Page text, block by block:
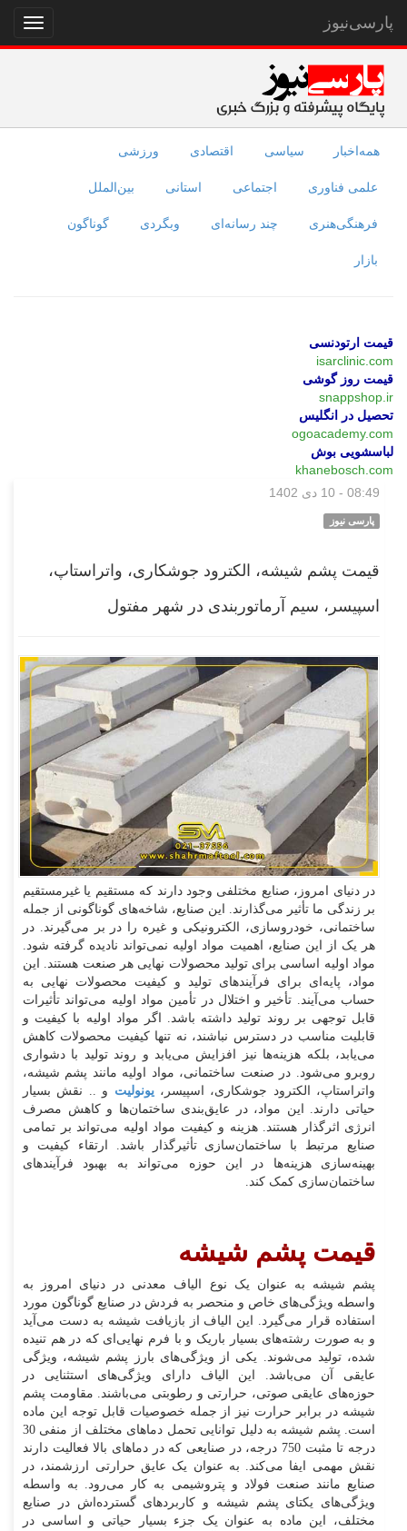
نمایش
منو
پارسی‌نیوز
همه‌اخبار سیاسی اقتصادی ورزشی
علمی فناوری اجتماعی استانی بین‌الملل
فرهنگی‌هنری چند رسانه‌ای وبگردی گوناگون
بازار
قیمت ارتودنسی
isarclinic.com
قیمت روز گوشی
snappshop.ir
تحصیل در انگلیس
ogoacademy.com
لباسشویی بوش
khanebosch.com
08:49 - 10 دی 1402
پارسی نیوز
قیمت پشم شیشه، الکترود جوشکاری، واتراستاپ،
اسپیسر، سیم آرماتوربندی در شهر مفتول
در دنیای امروز، صنایع مختلفی وجود دارند که مستقیم یا غیرمستقیم
بر زندگی ما تأثیر می‌گذارند. این صنایع، شاخه‌های گوناگونی از جمله
ساختمانی، خودروسازی، الکترونیکی و غیره را در بر می‌گیرند. در
هر یک از این صنایع، اهمیت مواد اولیه نمی‌تواند نادیده گرفته شود.
مواد اولیه اساسی برای تولید محصولات نهایی هر صنعت هستند. این
مواد، پایه‌ای برای فرآیندهای تولید و کیفیت محصولات نهایی به
حساب می‌آیند. تأخیر و اختلال در تأمین مواد اولیه می‌تواند تأثیرات
قابل توجهی بر روند تولید داشته باشد. اگر مواد اولیه با کیفیت و
قابلیت مناسب در دسترس نباشند، نه تنها کیفیت محصولات کاهش
می‌یابد، بلکه هزینه‌ها نیز افزایش می‌یابد و روند تولید با دشواری
روبرو می‌شود. در صنعت ساختمانی، مواد اولیه مانند پشم شیشه،
واتراستاپ، الکترود جوشکاری، اسپیسر،یونولیت و .. نقش بسیار
حیاتی دارند. این مواد، در عایق‌بندی ساختمان‌ها و کاهش مصرف
انرژی اثرگذار هستند. هزینه و کیفیت مواد اولیه می‌تواند بر تمامی
صنایع مرتبط با ساختمان‌سازی تأثیرگذار باشد. ارتقاء کیفیت و
بهینه‌سازی هزینه‌ها در این حوزه می‌تواند به بهبود فرآیندهای
ساختمان‌سازی کمک کند.
قیمت پشم شیشه
پشم شیشه به عنوان یک نوع الیاف معدنی در دنیای امروز به
واسطه ویژگی‌های خاص و منحصر به فردش در صنایع گوناگون مورد
استفاده قرار می‌گیرد. این الیاف از بازیافت شیشه به دست می‌آید
و به صورت رشته‌های بسیار باریک و با فرم نهایی‌ای که در هم تنیده
شده، تولید می‌شوند. یکی از ویژگی‌های بارز پشم شیشه، ویژگی
عایقی آن می‌باشد. این الیاف دارای ویژگی‌های استثنایی در
حوزه‌های عایقی صوتی، حرارتی و رطوبتی می‌باشند. مقاومت پشم
شیشه در برابر حرارت نیز از جمله خصوصیات قابل توجه این ماده
است. پشم شیشه به دلیل توانایی تحمل دماهای مختلف از منفی 30
درجه تا مثبت 750 درجه، در صنایعی که در دماهای بالا فعالیت دارند
نقش مهمی ایفا می‌کند. به عنوان یک عایق حرارتی ارزشمند، در
صنایع مانند صنعت فولاد و پتروشیمی به کار می‌رود. به واسطه
ویژگی‌های یکتای پشم شیشه و کاربردهای گسترده‌اش در صنایع
مختلف، این ماده به عنوان یک جزء بسیار حیاتی و اساسی در